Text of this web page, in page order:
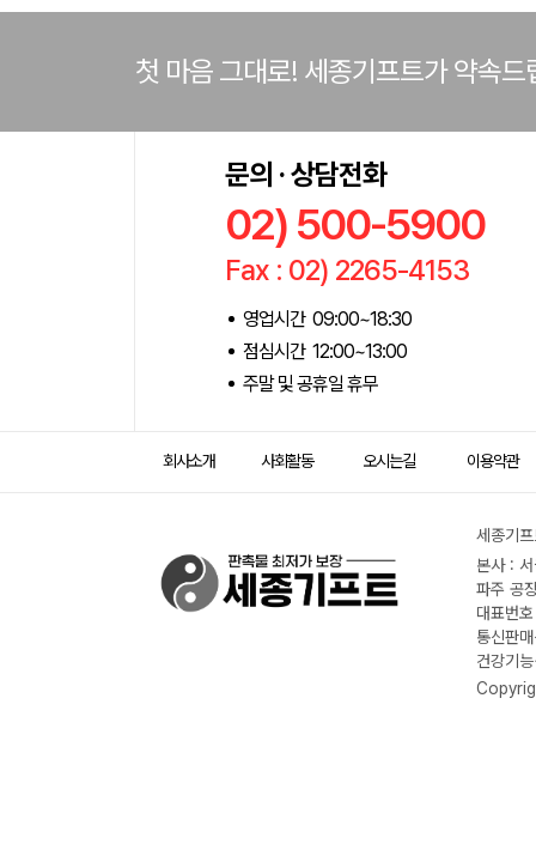
첫 마음 그대로! 세종기프트가 약속드
문의 · 상담전화
02) 500-5900
Fax : 02) 2265-4153
영업시간 09:00~18:30
점심시간 12:00~13:00
주말 및 공휴일 휴무
회사소개 사회활동 오시는길 이용약관
세종기
본사 :
파주 공
대표번
통신판
건강기